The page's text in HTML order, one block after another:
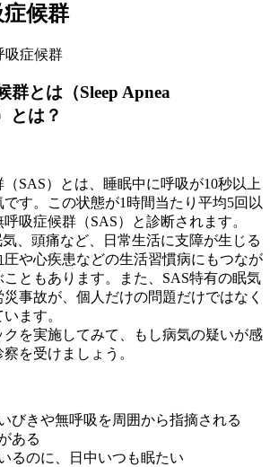
症候群
吸症候群
群とは（Sleep Apnea
とは？
SAS）とは、睡眠中に呼吸が10秒以上
す。この状態が1時間当たり平均5回以
呼吸症候群（SAS）と診断されます。
、頭痛など、日常生活に支障が生じる
や心疾患などの生活習慣病にもつなが
こともあります。また、SAS特有の眠気
事故が、個人だけの問題だけではなく
ます。
クを実施してみて、もし病気の疑いが感
を受けましょう。
びきや無呼吸を周囲から指摘される
ある
るのに、日中いつも眠たい